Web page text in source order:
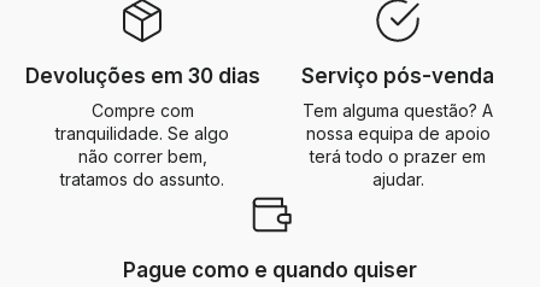
Devoluções em 30 dias
Compre com
tranquilidade. Se algo
não correr bem,
tratamos do assunto.
Serviço pós-venda
Tem alguma questão? A
nossa equipa de apoio
terá todo o prazer em
ajudar.
Pague como e quando quiser